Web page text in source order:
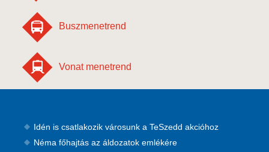
Buszmenetrend
Vonat menetrend
Idén is csatlakozik városunk a TeSzedd akcióhoz
Néma főhajtás az áldozatok emlékére